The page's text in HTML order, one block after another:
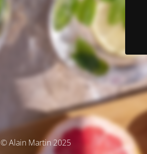
© Alain Martin 2025